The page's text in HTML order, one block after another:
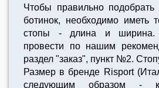
Чтобы правильно
ботинок, необходимо иметь
стопы - длина и ширина.
провести по нашим
раздел "заказ", пункт №2.
Размер в бренде Risport
следующим образом -